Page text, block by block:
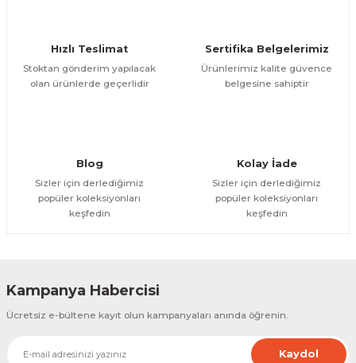
Bu ürüne benzer farklı alternatifler olmalı.
Hızlı Teslimat
Stoktan gönderim yapılacak
olan ürünlerde geçerlidir
Sertifika Belgelerimiz
Ürünlerimiz kalite güvence
belgesine sahiptir
Blog
Sizler için derlediğimiz
popüler koleksiyonları
keşfedin
Kolay İade
Sizler için derlediğimiz
popüler koleksiyonları
keşfedin
Kampanya Habercisi
Ücretsiz e-bültene kayıt olun kampanyaları anında öğrenin.
Kaydol